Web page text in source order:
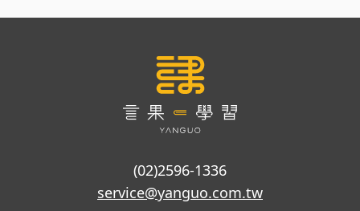
(02)2596-1336
service@yanguo.com.tw